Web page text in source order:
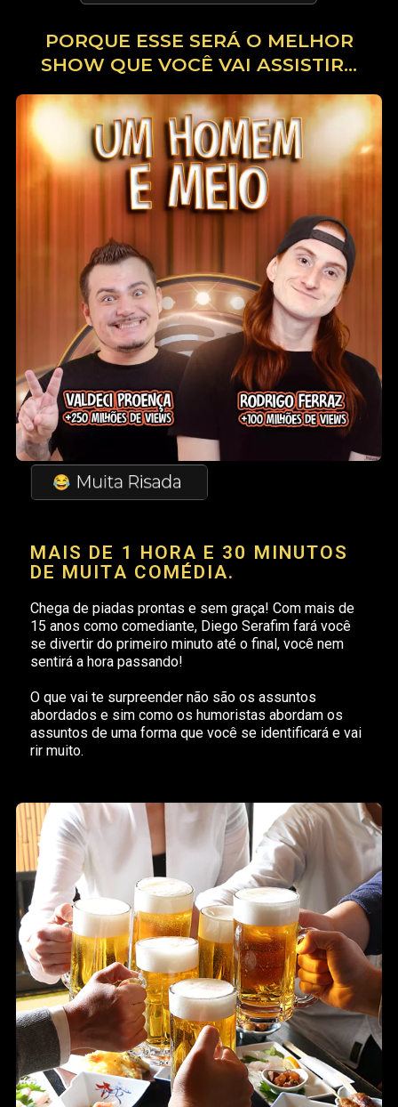
PORQUE ESSE SERÁO MELHOR
SHOW QUE VOCÊ VAI ASSISTIR...
MAIS DE 1 HORA E 30 MINUTOS
DE MUITA COMÉDIA.
Chega de piadas prontas e sem graça! Com mais de
15 anos como comediante, Diego Serafim fará você
se divertir do primeiro minuto até o final, você nem
sentirá a hora passando!
O que vai te surpreender não são os assuntos
abordados e sim como os humoristas abordam os
assuntos de uma forma que você se identificará e vai
rir muito.